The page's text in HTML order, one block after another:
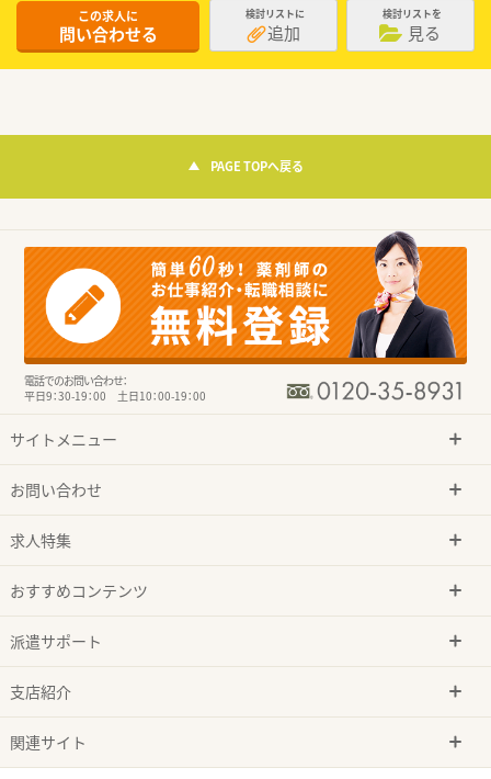
この求人に
問い合わせる
検討リストに
追加
検討リストを
見る
PAGE TOPへ戻る
電話でのお問い合わせ：
平日9：30-19：00 土日10：00-19：00
サイトメニュー
お問い合わせ
求人特集
おすすめコンテンツ
派遣サポート
支店紹介
関連サイト